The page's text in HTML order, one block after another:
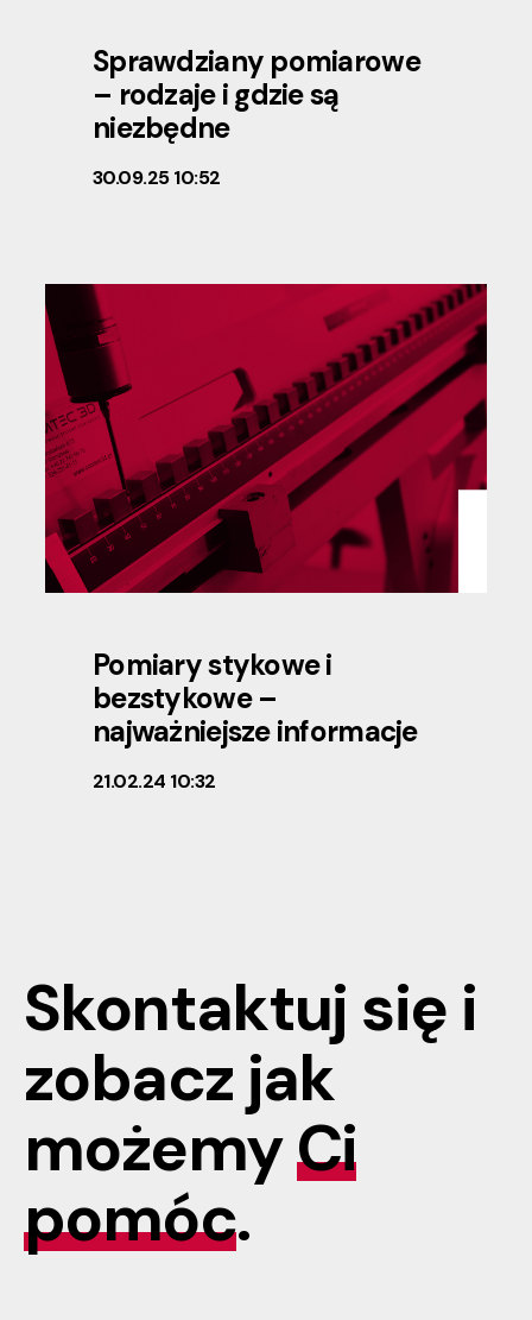
Sprawdziany pomiarowe
– rodzaje i gdzie są
niezbędne
30.09.25 10:52
Pomiary stykowe i
bezstykowe –
najważniejsze informacje
21.02.24 10:32
Skontaktuj się i
zobacz jak
możemyCi
pomóc.